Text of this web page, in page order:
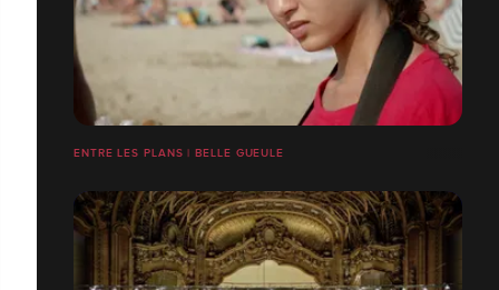
ENTRE LES PLANS | BELLE GUEULE